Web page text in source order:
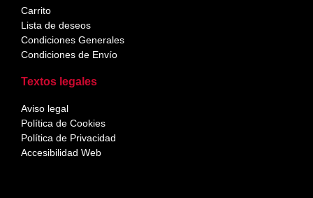
Carrito
Lista de deseos
Condiciones Generales
Condiciones de Envío
Textos legales
Aviso legal
Política de Cookies
Política de Privacidad
Accesibilidad Web